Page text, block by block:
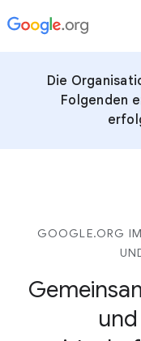
Die
Folgenden
GOOGLE.ORG